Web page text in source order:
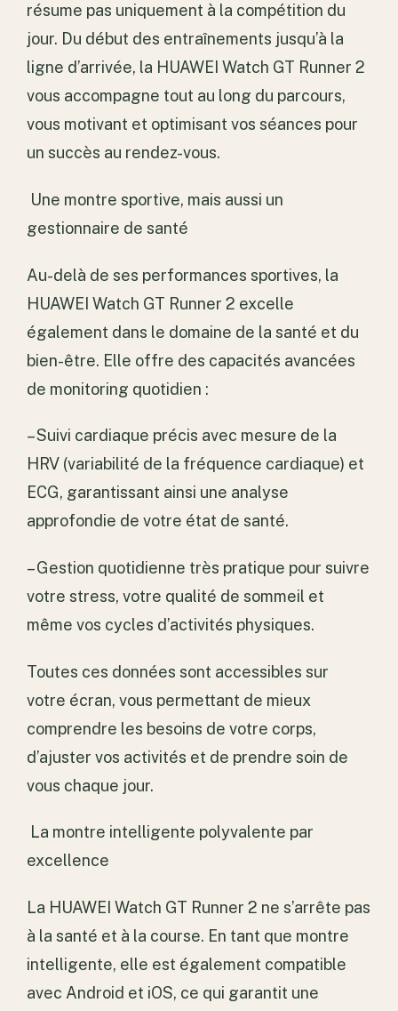
résume pas uniquement à la compétition du
jour. Du début des entraînements jusqu’à la
ligne d’arrivée, la HUAWEI Watch GT Runner 2
vous accompagne tout au long du parcours,
vous motivant et optimisant vos séances pour
un succès au rendez-vous.
Une montre sportive, mais aussi un
gestionnaire de santé
Au-delà de ses performances sportives, la
HUAWEI Watch GT Runner 2 excelle
également dans le domaine de la santé et du
bien-être. Elle offre des capacités avancées
de monitoring quotidien :
– Suivi cardiaque précis avec mesure de la
HRV (variabilité de la fréquence cardiaque) et
ECG, garantissant ainsi une analyse
approfondie de votre état de santé.
– Gestion quotidienne très pratique pour suivre
votre stress, votre qualité de sommeil et
même vos cycles d’activités physiques.
Toutes ces données sont accessibles sur
votre écran, vous permettant de mieux
comprendre les besoins de votre corps,
d’ajuster vos activités et de prendre soin de
vous chaque jour.
La montre intelligente polyvalente par
excellence
La HUAWEI Watch GT Runner 2 ne s’arrête pas
à la santé et à la course. En tant que montre
intelligente, elle est également compatible
avec Android et iOS, ce qui garantit une